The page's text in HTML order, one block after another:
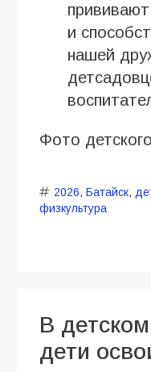
и
нашей
Фото
2026, Батайск,
физкультура
В
дети